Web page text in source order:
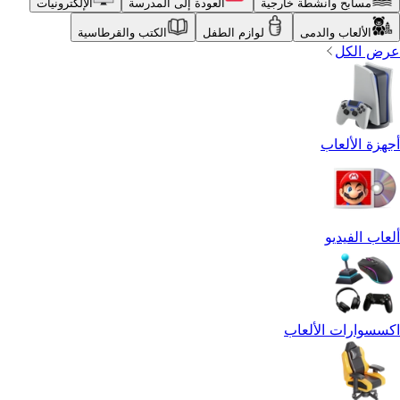
الألعاب والدمى لوازم الطفل الكتب والقرطاسية
عرض الكل
أجهزة الألعاب
ألعاب الفيديو
اكسسوارات الألعاب